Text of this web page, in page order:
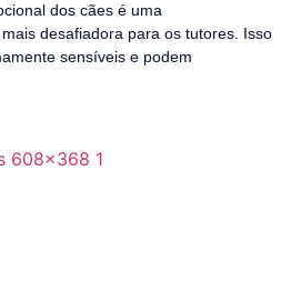
dos cães é uma
desafiadora para os tutores. Isso
sensíveis e podem